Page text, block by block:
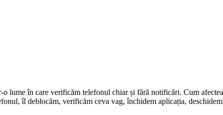
lume în care verificăm telefonul chiar și fără notificări. Cum
îl deblocăm, verificăm ceva vag, închidem aplicația,